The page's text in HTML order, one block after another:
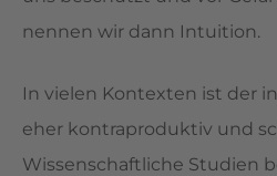
nennen wir dann Intuition.
In vielen Kontexten ist der
eher kontraproduktiv und
Wissenschaftliche Studien